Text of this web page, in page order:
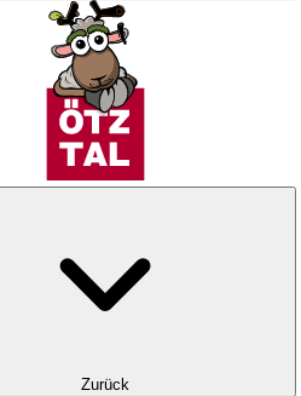
Zurück